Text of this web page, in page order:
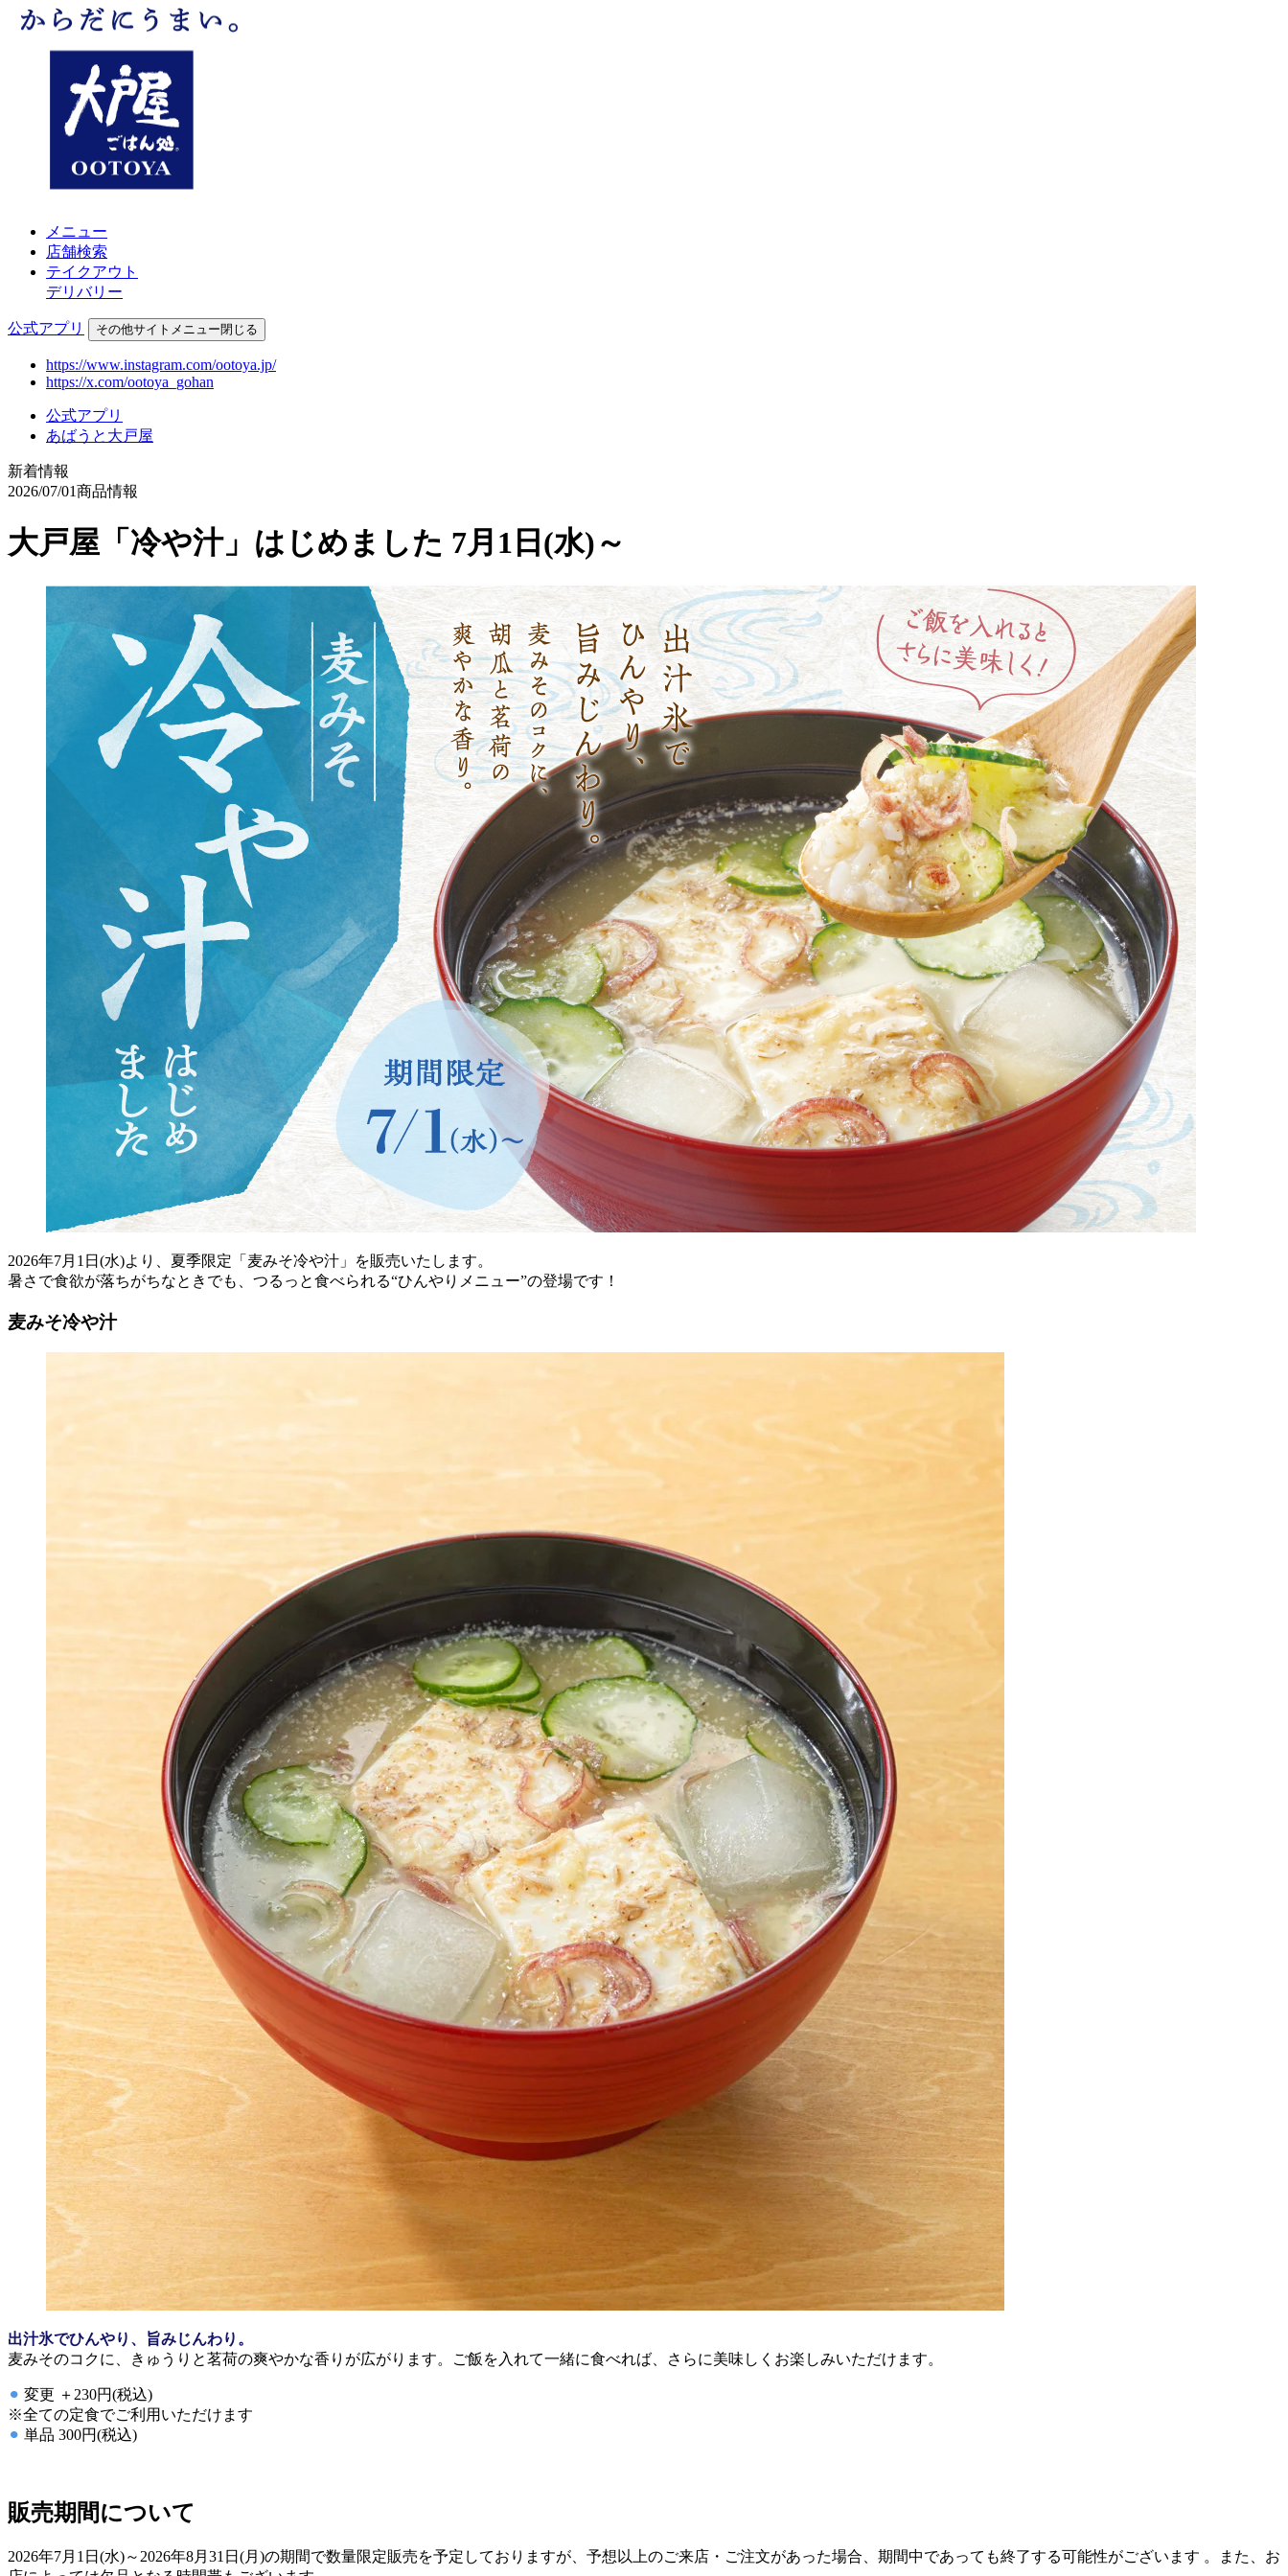
メニュー
店舗検索
テイクアウト
デリバリー
公式アプリ その他サイトメニュー閉じる
https://www.instagram.com/ootoya.jp/
https://x.com/ootoya_gohan
公式アプリ
あばうと大戸屋
新着情報
2026/07/01商品情報
大戸屋「冷や汁」はじめました 7月1日(水)～
2026年7月1日(水)より、夏季限定「麦みそ冷や汁」を販売いたします。
暑さで食欲が落ちがちなときでも、つるっと食べられる“ひんやりメニュー”の登場です！
麦みそ冷や汁
出汁氷でひんやり、旨みじんわり。
麦みそのコクに、きゅうりと茗荷の爽やかな香りが広がります。ご飯を入れて一緒に食べれば、さらに美味しくお楽しみいただけます。
⚫︎ 変更 ＋230円(税込)
※全ての定食でご利用いただけます
⚫︎ 単品 300円(税込)
販売期間について
2026年7⽉1⽇(水)～2026年8月31日(月)の期間で数量限定販売を予定しておりますが、予想以上のご来店・ご注文があった場合、期間中であっても終了する可能性がございます 。また、お